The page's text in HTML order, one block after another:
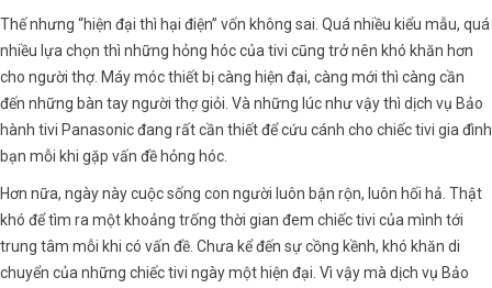
Thế nhưng “hiện đại thì hại điện” vốn không sai. Quá nhiều kiểu mẫu, quá
nhiều lựa chọn thì những hỏng hóc của tivi cũng trở nên khó khăn hơn
cho người thợ. Máy móc thiết bị càng hiện đại, càng mới thì càng cần
đến những bàn tay người thợ giỏi. Và những lúc như vậy thì dịch vụ Bảo
hành tivi Panasonic đang rất cần thiết để cứu cánh cho chiếc tivi gia đình
bạn mỗi khi gặp vấn đề hỏng hóc.
Hơn nữa, ngày này cuộc sống con người luôn bận rộn, luôn hối hả. Thật
khó để tìm ra một khoảng trống thời gian đem chiếc tivi của mình tới
trung tâm mỗi khi có vấn đề. Chưa kể đến sự cồng kềnh, khó khăn di
chuyển của những chiếc tivi ngày một hiện đại. Vì vậy mà dịch vụ Bảo